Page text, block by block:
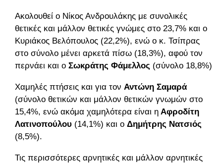
Ακολουθεί ο Νίκος Ανδρουλάκης με συνολικές
θετικές και μάλλον θετικές γνώμες στο 23,7% και ο
Κυριάκος Βελόπουλος (22,2%), ενώ ο κ. Τσίπρας
στο σύνολο μένει αρκετά πίσω (18,3%), αφού τον
περνάει και ο Σωκράτης Φάμελλος (σύνολο 18,8%).
Χαμηλές πτήσεις και για τον Αντώνη Σαμαρά
(σύνολο θετικών και μάλλον θετικών γνωμών στο
15,4%, ενώ ακόμα χαμηλότερα είναι η Αφροδίτη
Λατινοπούλου (14,1%) και ο Δημήτρης Νατσιός
(8,5%).
Τις περισσότερες αρνητικές και μάλλον αρνητικές